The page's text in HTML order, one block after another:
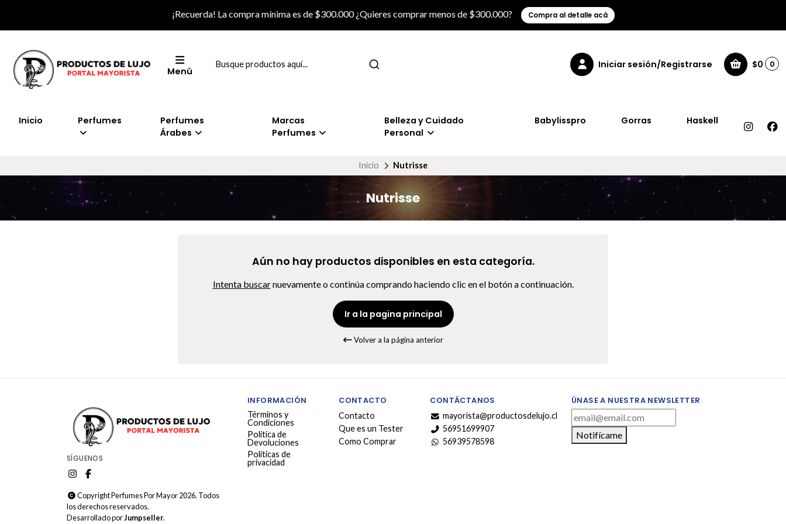
¡Recuerda! La compra mínima es de $300.000 ¿Quieres comprar menos de $300.000? Compra al detalle acá
Menú
Iniciar sesión/Registrarse $0 0
Inicio Perfumes
Perfumes
Árabes
Marcas
Perfumes
Belleza y Cuidado
Personal
Babylisspro Gorras Haskell
Inicio Nutrisse
Nutrisse
Aún no hay productos disponibles en esta categoría.
Intenta buscarnuevamente o continúa comprando haciendo clic en el botón a continuación.
Ir a la pagina principal
Volver a la página anterior
SÍGUENOS
Copyright Perfumes Por Mayor 2026. Todos
los derechos reservados.
Desarrollado porJumpseller.
INFORMACIÓN
Términos y
Condiciones
Politica de
Devoluciones
Políticas de
privacidad
CONTACTO
Contacto
Que es un Tester
Como Comprar
CONTÁCTANOS
mayorista@productosdelujo.cl
56951699907
56939578598
ÚNASE A NUESTRA NEWSLETTER
Notifícame